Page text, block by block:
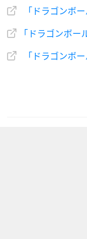
「ドラゴンボ
｢ドラゴンボー
「ドラゴンボ